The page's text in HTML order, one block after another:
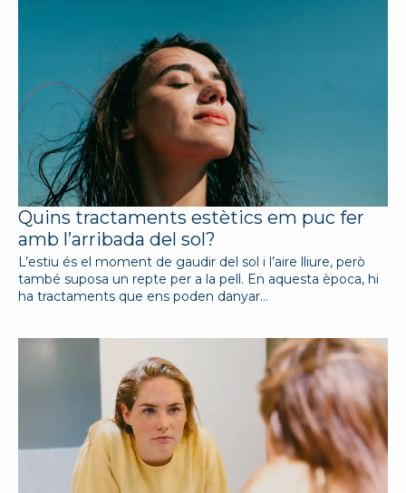
Quins tractaments estètics em puc fer
amb l’arribada del sol?
L’estiu és el moment de gaudir del sol i l’aire lliure, però
també suposa un repte per a la pell. En aquesta època, hi
ha tractaments que ens poden danyar…